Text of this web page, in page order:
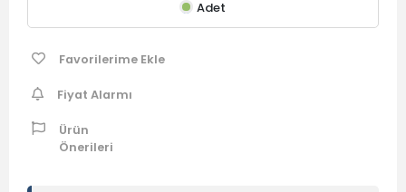
Adet
Favorilerime Ekle
Fiyat Alarmı
Ürün
Önerileri